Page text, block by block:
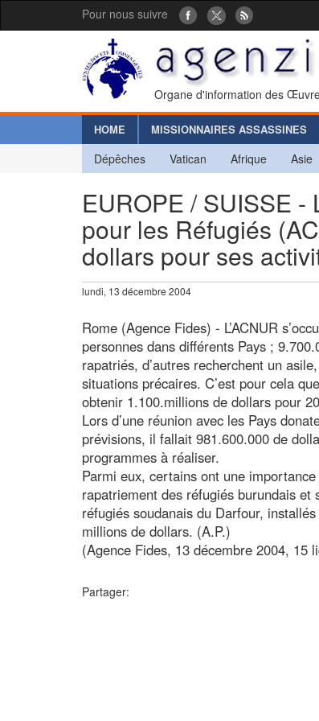
Pour nous suivre
Organe d'information des
HOME MISSIONNAIRES ASSASSINES
Dépêches Vatican Afrique Asie
EUROPE / SUISSE
pour les Réfugiés
dollars pour ses
lundi, 13 décembre 2004
Rome (Agence Fides) - L’ACNUR
personnes dans différents Pays ;
rapatriés, d’autres recherchent un
situations précaires. C’est pour cela
obtenir 1.100.millions de dollars pour
Lors d’une réunion avec les Pays
prévisions, il fallait 981.600.000 de
programmes à réaliser.
Parmi eux, certains ont une
rapatriement des réfugiés burundais et
réfugiés soudanais du Darfour,
millions de dollars. (A.P.)
(Agence Fides, 13 décembre 2004, 15
Partager: